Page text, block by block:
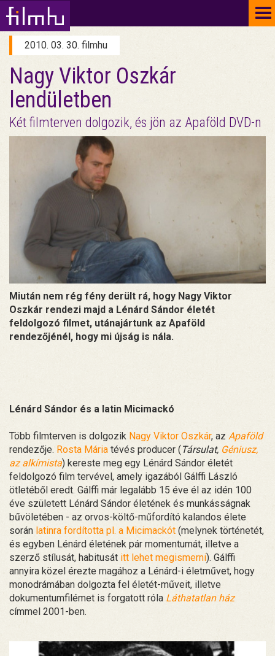
2010. 03. 30. filmhu
Nagy Viktor Oszkár
lendületben
Két filmterven dolgozik, és jön az Apaföld DVD-n
Miután nem rég fény derült rá, hogy Nagy Viktor
Oszkár rendezi majd a Lénárd Sándor életét
feldolgozó filmet, utánajártunk az Apaföld
rendezőjénél, hogy mi újság is nála.
Lénárd Sándor és a latin Micimackó
Több filmterven is dolgozik Nagy Viktor Oszkár, az Apaföld
rendezője. Rosta Mária tévés producer ( Társulat, Géniusz,
az alkímista) kereste meg egy Lénárd Sándor életét
feldolgozó film tervével, amely igazából Gálffi László
ötletéből eredt. Gálffi már legalább 15 éve él az idén 100
éve született Lénárd Sándor életének és munkásságnak
bűvöletében - az orvos-költő-műfordító kalandos élete
során latinra fordította pl. a Micimackót (melynek történetét,
és egyben Lénárd életének pár momentumát, illetve a
szerző stílusát, habitusát itt lehet megismerni). Gálffi
annyira közel érezte magához a Lénárd-i életművet, hogy
monodrámában dolgozta fel életét-műveit, illetve
dokumentumfilémet is forgatott róla Láthatatlan ház
címmel 2001-ben.